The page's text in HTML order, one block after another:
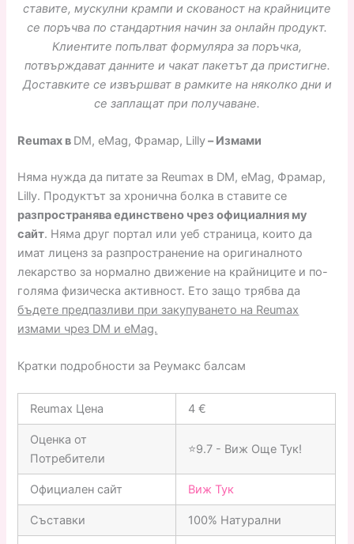
ставите, мускулни крампи и скованост на крайниците
се поръчва по стандартния начин за онлайн продукт.
Клиентите попълват формуляра за поръчка,
потвърждават данните и чакат пакетът да пристигне.
Доставките се извършват в рамките на няколко дни и
се заплащат при получаване.
Reumax в DM, eMag, Фрамар, Lilly– Измами
Няма нужда да питате за Reumax в DM, eMag, Фрамар,
Lilly. Продуктът за хронична болка в ставите се
разпространява единствено чрез официалния му
сайт. Няма друг портал или уеб страница, които да
имат лиценз за разпространение на оригиналното
лекарство за нормално движение на крайниците и по-
голяма физическа активност. Ето защо трябва да
бъдете предпазливи при закупуването на Reumax
измами чрез DM и eMag.
Кратки подробности за Реумакс балсам
Reumax Цена 4 €
Оценка от
Потребители
⭐9.7 - Виж Още Тук!
Официален сайт Виж Тук
Съставки 100% Натурални